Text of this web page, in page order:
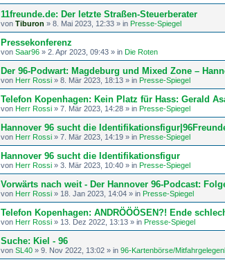
11freunde.de: Der letzte Straßen-Steu­er­be­rater
von Tiburon » 8. Mai 2023, 12:33 » in Presse-Spiegel
Pressekonferenz
von Saar96 » 2. Apr 2023, 09:43 » in Die Roten
Der 96-Podwart: Magdeburg und Mixed Zone –
von Herr Rossi » 8. Mär 2023, 18:13 » in Presse-Spiegel
Telefon Kopenhagen: Kein Platz für Hass: Gerald
von Herr Rossi » 7. Mär 2023, 14:28 » in Presse-Spiegel
Hannover 96 sucht die
von Herr Rossi » 7. Mär 2023, 14:19 » in Presse-Spiegel
Hannover 96 sucht die Identifikationsfigur
von Herr Rossi » 3. Mär 2023, 10:40 » in Presse-Spiegel
Vorwärts nach weit - Der Hannover 96-Podcast:
von Herr Rossi » 18. Jan 2023, 14:04 » in Presse-Spiegel
Telefon Kopenhagen: ANDRÖÖÖSEN?! Ende
von Herr Rossi » 13. Dez 2022, 13:13 » in Presse-Spiegel
Suche: Kiel - 96
von SL40 » 9. Nov 2022, 13:02 » in 96-Kartenbörse/